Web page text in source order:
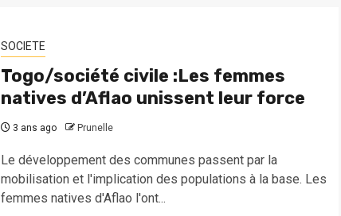
SOCIETE
Togo/société civile :Les femmes
natives d’Aflao unissent leur force
3 ans ago Prunelle
Le développement des communes passent par la
mobilisation et l'implication des populations à la base. Les
femmes natives d'Aflao l'ont...